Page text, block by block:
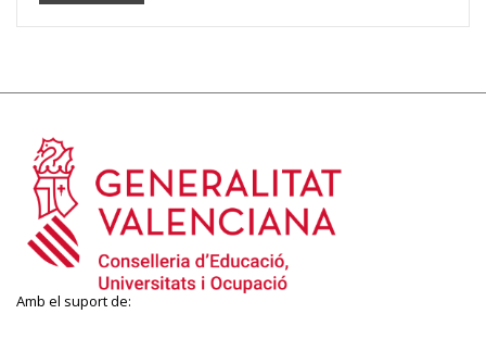
Amb el suport de: